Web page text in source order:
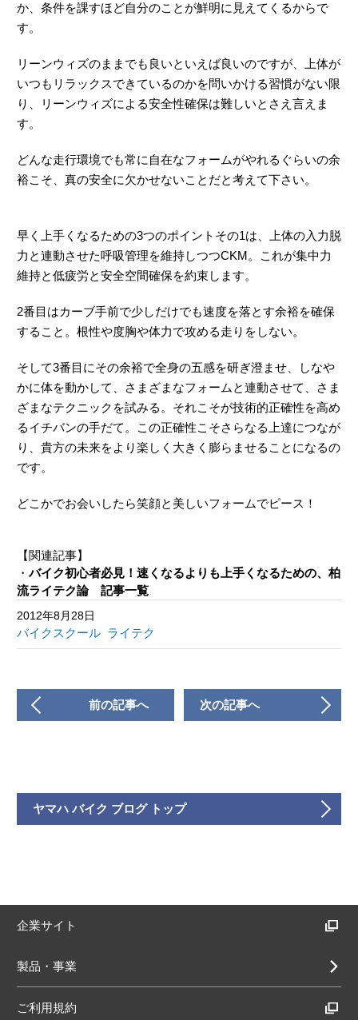
か、条件を課すほど自分のことが鮮明に見えてくるからで
す。
リーンウィズのままでも良いといえば良いのですが、上体が
いつもリラックスできているのかを問いかける習慣がない限
り、リーンウィズによる安全性確保は難しいとさえ言えま
す。
どんな走行環境でも常に自在なフォームがやれるぐらいの余
裕こそ、真の安全に欠かせないことだと考えて下さい。
早く上手くなるための3つのポイントその1は、上体の入力脱
力と連動させた呼吸管理を維持しつつCKM。これが集中力
維持と低疲労と安全空間確保を約束します。
2番目はカーブ手前で少しだけでも速度を落とす余裕を確保
すること。根性や度胸や体力で攻める走りをしない。
そして3番目にその余裕で全身の五感を研ぎ澄ませ、しなや
かに体を動かして、さまざまなフォームと連動させて、さま
ざまなテクニックを試みる。それこそが技術的正確性を高め
るイチバンの手だて。この正確性こそさらなる上達につなが
り、貴方の未来をより楽しく大きく膨らませることになるの
です。
どこかでお会いしたら笑顔と美しいフォームでピース！
【関連記事】
・バイク初心者必見！速くなるよりも上手くなるための、柏
流ライテク論 記事一覧
2012年8月28日
バイクスクール ライテク
前の記事へ 次の記事へ
ヤマハ バイク ブログ トップ
企業サイト
製品・事業
ご利用規約